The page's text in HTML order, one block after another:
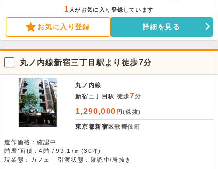
れます。ビルの閉館時間があるため深夜営業は不可で、電気やガス、水
道の容量を多く必要とするテナントは利用できません。喫茶店やカフェ
などの軽飲食のほか、ネイルサロンや物販店としての利用におすすめで
す。ご内見のご希望など、お気軽にご連絡ください。
1 人がお気に入り登録しています
お気に入り登録 詳細を見る
丸ノ内線新宿三丁目駅より徒歩7分
丸ノ内線
新宿三丁目駅 徒歩7分
1,290,000 円(税抜)
東京都新宿区歌舞伎町
造作価格：確認中
階層/面積：4階 / 99.17㎡(30坪)
現業態：カフェ
引渡状態：確認中/居抜き